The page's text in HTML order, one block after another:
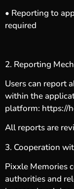
• Reporting to
required
2. Reporting
Users can report
within the
platform: https://
All reports are
3. Cooperation
Pixxle Memories
authorities and